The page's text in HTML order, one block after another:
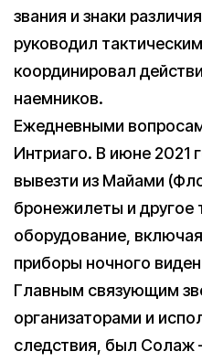
звания и знаки
руководил
координировал
наемников.
Ежедневными
Интриаго. В июне 2021
вывезти из Майами
бронежилеты и другое
оборудование,
приборы ночного
Главным связующим
организаторами и
следствия, был Солаж